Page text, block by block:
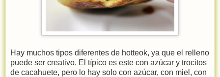
Hay muchos tipos diferentes de hotteok, ya que el relleno
puede ser creativo. El típico es este con azúcar y trocitos
de cacahuete, pero lo hay solo con azúcar, con miel, con